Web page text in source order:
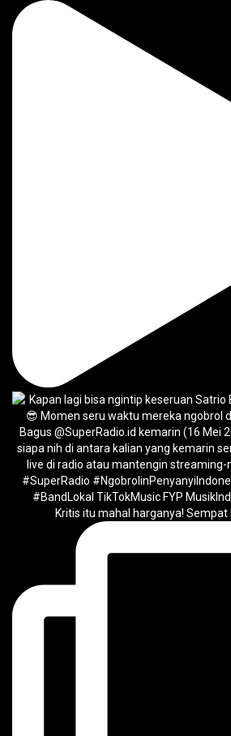
Kritis itu mahal harganya! Sempat